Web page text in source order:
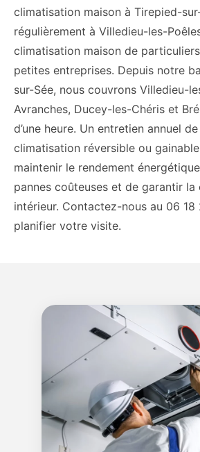
climatisation maison à Tirepied-
régulièrement à Villedieu-les-
climatisation maison de
petites entreprises. Depuis notre
sur-Sée, nous couvrons Villedieu-
Avranches, Ducey-les-Chéris et
d’une heure. Un entretien annuel
climatisation réversible ou
maintenir le rendement
pannes coûteuses et de garantir la
intérieur. Contactez-nous au 06
planifier votre visite.